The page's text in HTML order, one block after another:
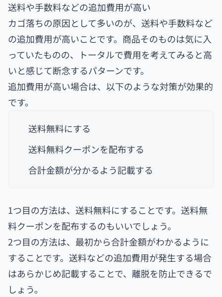
送料や手数料などの追加費用が高い
カゴ落ちの原因として多いのが、送料や手数料など
の追加費用が高いことです。商品そのものは気に入
っていたものの、トータルで費用を考えてみると高
いと感じて断念するパターンです。
追加費用が高い場合は、以下のような対策が効果的
です。
送料無料にする
送料無料クーポンを配布する
合計金額が分かるよう記載する
1つ目の方法は、送料無料にすることです。送料無
料クーポンを配布するのもいいでしょう。
2つ目の方法は、最初から合計金額がわかるように
することです。送料などの追加費用が発生する場合
はあらかじめ記載することで、離脱を防止できるで
しょう。